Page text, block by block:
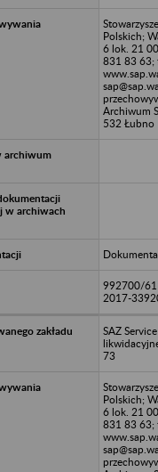
Polskich;
6 lok. 21
831 83 63;
Archiwum
532 Łubno
992700/
2017-
SAZ
73
Polskich;
6 lok. 21
831 83 63;